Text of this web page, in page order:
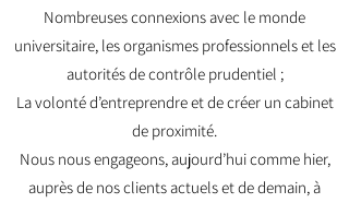
Nombreuses connexions avec le monde
universitaire, les organismes professionnels et les
autorités de contrôle prudentiel ;
La volonté d’entreprendre et de créer un cabinet
de proximité.
Nous nous engageons, aujourd’hui comme hier,
auprès de nos clients actuels et de demain, à